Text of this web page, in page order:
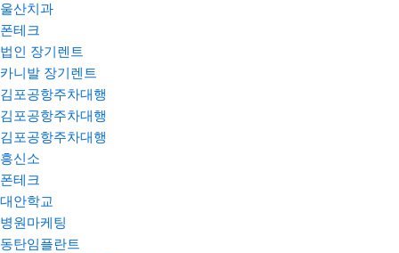
울산치과
폰테크
법인 장기렌트
카니발 장기렌트
김포공항주차대행
김포공항주차대행
김포공항주차대행
흥신소
폰테크
대안학교
병원마케팅
동탄임플란트